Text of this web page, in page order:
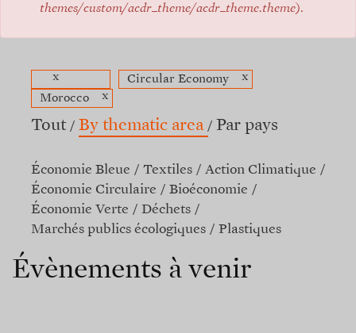
themes/custom/acdr_theme/acdr_theme.theme).
x Circular Economy
x
Morocco
x
Tout By thematic area Par pays
Économie Bleue Textiles
Action Climatique
Économie Circulaire
Bioéconomie
Économie Verte
Déchets
Marchés publics écologiques
Plastiques
Évènements à venir